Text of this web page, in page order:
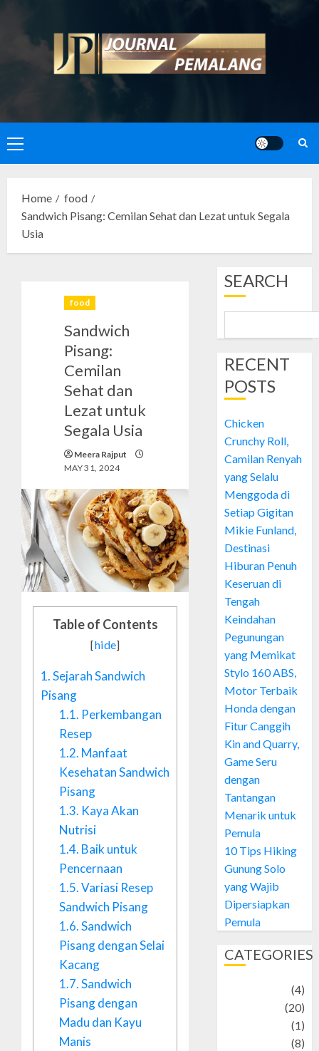
content
Primary
Menu
Home
food
Sandwich Pisang: Cemilan Sehat dan Lezat untuk Segala
Usia
food
Sandwich
Pisang:
Cemilan
Sehat dan
Lezat untuk
Segala Usia
Meera Rajput
MAY 31, 2024
Table of Contents
[hide]
1.Sejarah Sandwich
Pisang
1.1. Perkembangan
Resep
1.2. Manfaat
Kesehatan Sandwich
Pisang
1.3. Kaya Akan
Nutrisi
1.4. Baik untuk
Pencernaan
1.5.Variasi Resep
Sandwich Pisang
1.6.Sandwich
Pisang dengan Selai
Kacang
1.7.Sandwich
Pisang dengan
Madu dan Kayu
Manis
SEARCH
RECENT
POSTS
Chicken
Crunchy Roll,
Camilan Renyah
yang Selalu
Menggoda di
Setiap Gigitan
Mikie Funland,
Destinasi
Hiburan Penuh
Keseruan di
Tengah
Keindahan
Pegunungan
yang Memikat
Stylo 160 ABS,
Motor Terbaik
Honda dengan
Fitur Canggih
Kin and Quarry,
Game Seru
dengan
Tantangan
Menarik untuk
Pemula
10 Tips Hiking
Gunung Solo
yang Wajib
Dipersiapkan
Pemula
CATEGORIES
(4)
(20)
(1)
(8)